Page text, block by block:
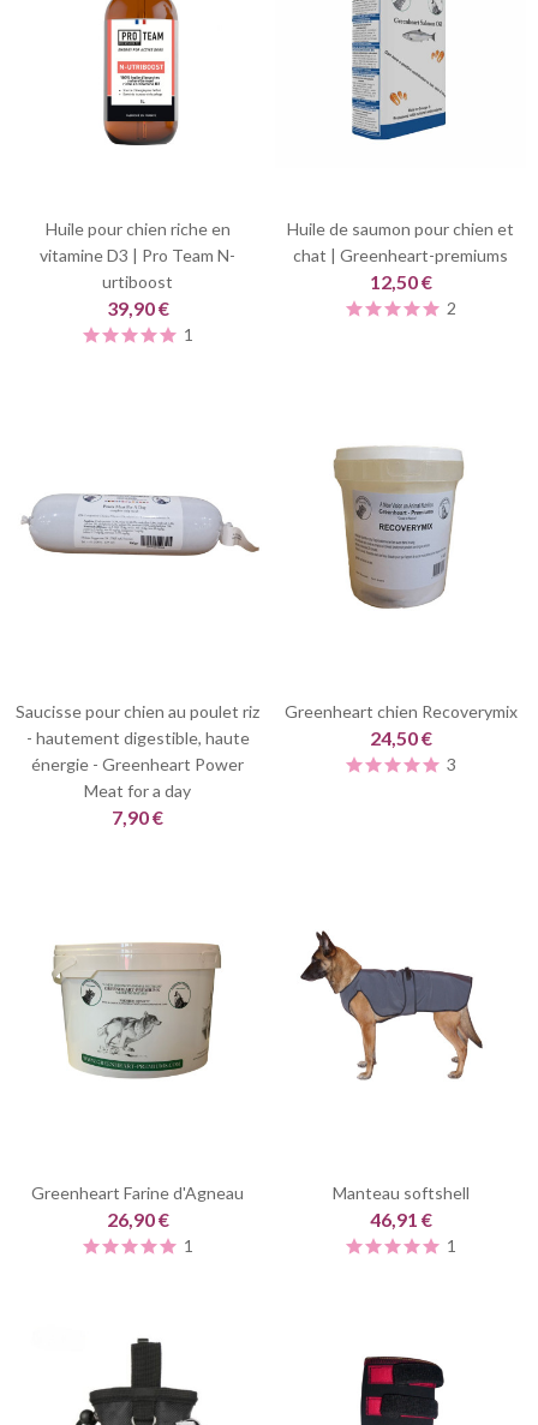
Huile pour chien riche en
vitamine D3 | Pro Team N-
urtiboost
39,90 €
1
Huile de saumon pour chien et
chat | Greenheart-premiums
12,50 €
2
Saucisse pour chien au poulet riz
- hautement digestible, haute
énergie - Greenheart Power
Meat for a day
7,90 €
Greenheart chien Recoverymix
24,50 €
3
Greenheart Farine d'Agneau
26,90 €
1
Manteau softshell
46,91 €
1